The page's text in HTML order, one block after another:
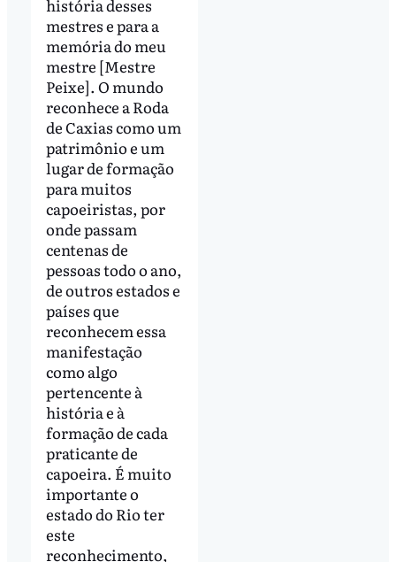
história desses
mestres e para a
memória do meu
mestre [Mestre
Peixe]. O mundo
reconhece a Roda
de Caxias como um
patrimônio e um
lugar de formação
para muitos
capoeiristas, por
onde passam
centenas de
pessoas todo o ano,
de outros estados e
países que
reconhecem essa
manifestação
como algo
pertencente à
história e à
formação de cada
praticante de
capoeira. É muito
importante o
estado do Rio ter
este
reconhecimento,